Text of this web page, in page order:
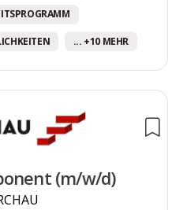
... +10 MEHR
(m/w/d)